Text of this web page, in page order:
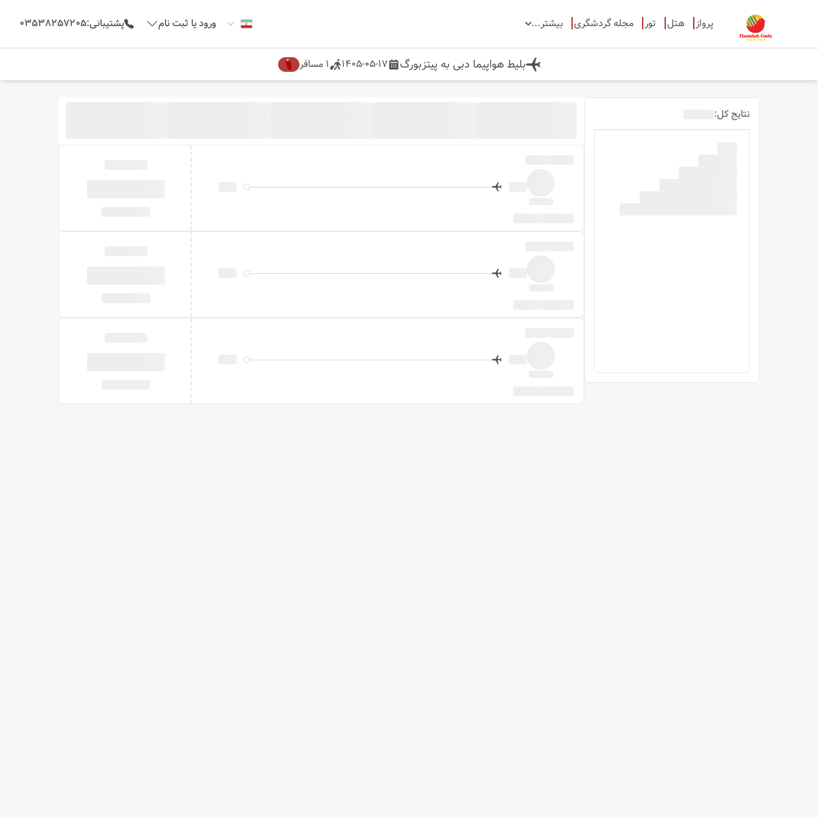
پرواز هتل تور مجله گردشگری بیشتر... ورود یا ثبت نام پشتیبانی:
03538257205
بلیط هواپیما دبی به پیتزبورگ 1405-05-17
1 مسافر
نتایج کل: